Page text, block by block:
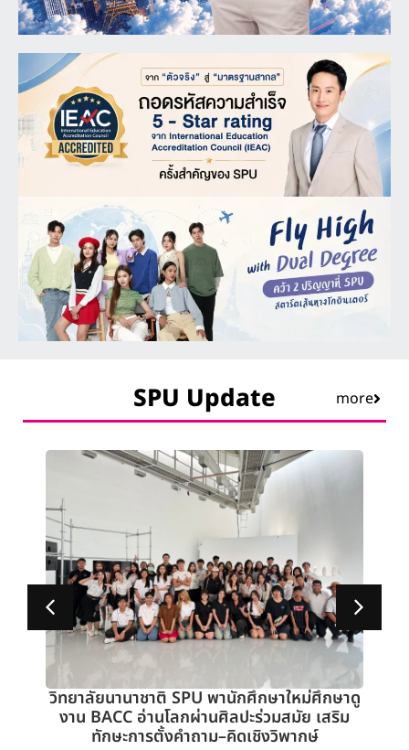
SPU Update more
วิทยาลัยนานาชาติ SPU พานักศึกษาใหม่ศึกษาดู
งาน BACC อ่านโลกผ่านศิลปะร่วมสมัย เสริม
ทักษะการตั้งคำถาม–คิดเชิงวิพากษ์